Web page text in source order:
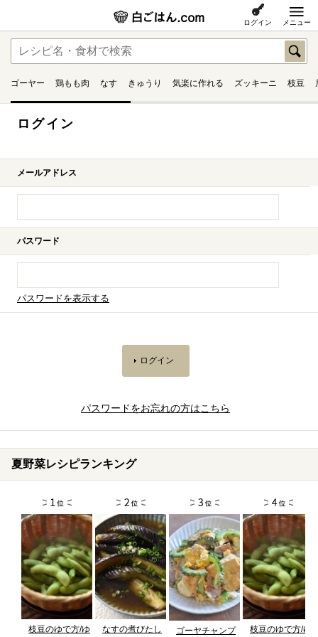
ログイン メニュー
ゴーヤー 鶏もも肉 なす きゅうり 気楽に作れる ズッキーニ 枝豆
ログイン
メールアドレス
パスワード
パスワードを表示する
パスワードをお忘れの方はこちら
夏野菜レシピランキング
枝豆のゆで方/ゆ
なすの煮びたし
ゴーヤチャンプ
枝豆のゆで方/ゆ